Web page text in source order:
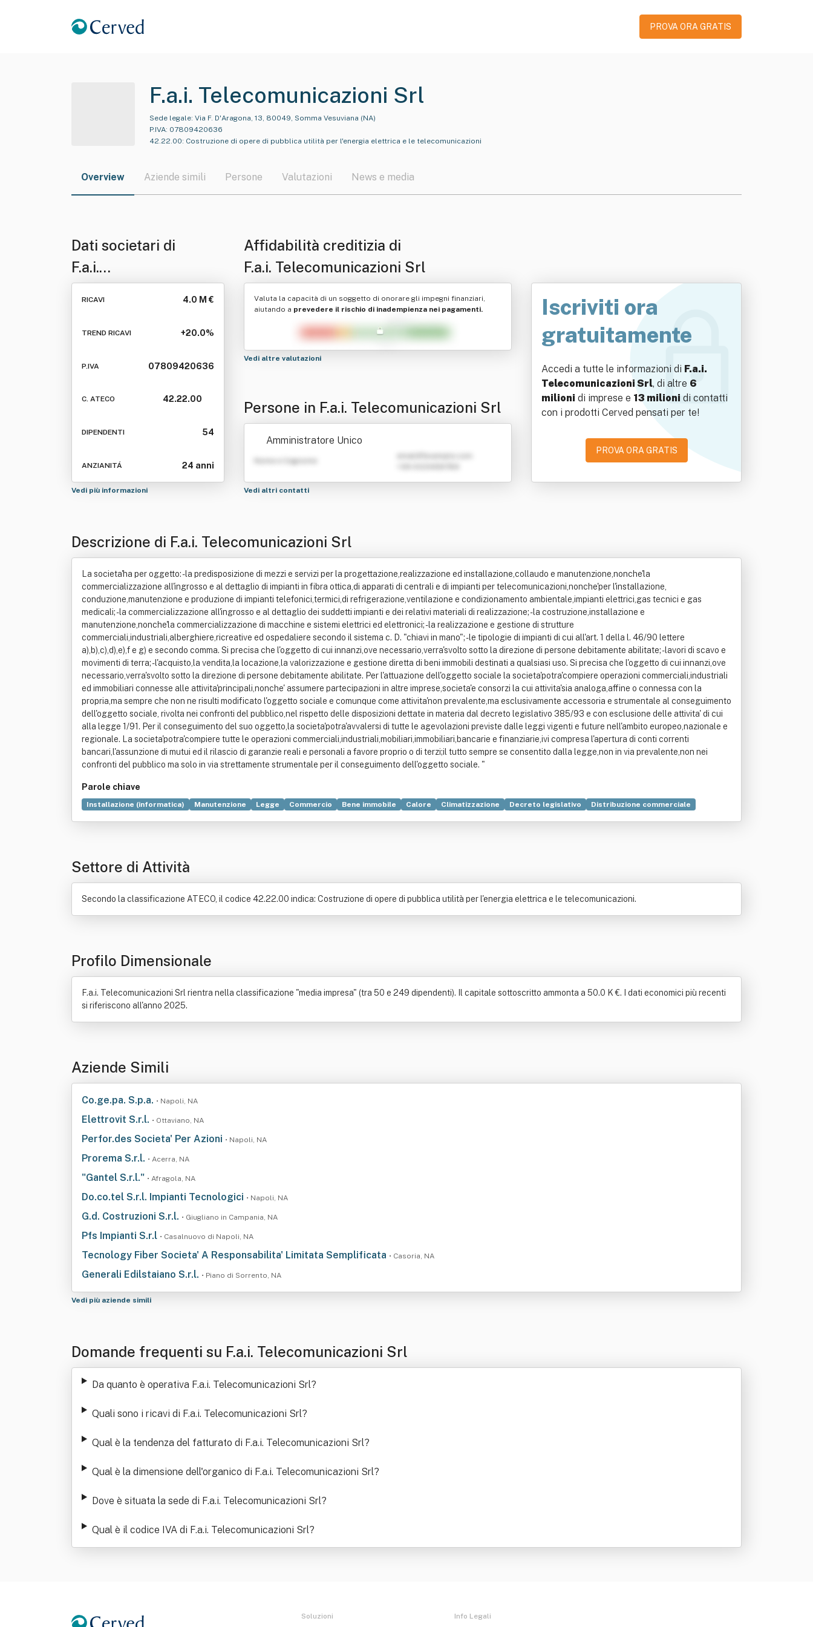
PROVA ORA GRATIS
F.a.i. Telecomunicazioni Srl
Sede legale: Via F. D'Aragona, 13, 80049, Somma Vesuviana (NA)
P.IVA: 07809420636
42.22.00: Costruzione di opere di pubblica utilità per l'energia elettrica e le telecomunicazioni
Overview Aziende simili Persone Valutazioni News e media
Dati societari di
F.a.i.
Telecomunicazioni Srl
RICAVI 4.0 M €
TREND RICAVI +20.0%
P.IVA 07809420636
C. ATECO 42.22.00
DIPENDENTI 54
ANZIANITÁ 24 anni
Vedi più informazioni
Affidabilità creditizia di
F.a.i. Telecomunicazioni Srl
Valuta la capacità di un soggetto di onorare gli impegni finanziari,
aiutando a prevedere il rischio di inadempienza nei pagamenti.
Vedi altre valutazioni
Persone in F.a.i. Telecomunicazioni Srl
Amministratore Unico
Nome e Cognome
Vedi altri contatti
Iscriviti ora
gratuitamente
Accedi a tutte le informazioni di F.a.i.
Telecomunicazioni Srl, di altre 6
milioni di imprese e 13 milioni di contatti
con i prodotti Cerved pensati per te!
PROVA ORA GRATIS
Descrizione di F.a.i. Telecomunicazioni Srl
La societa'ha per oggetto: -la predisposizione di mezzi e servizi per la progettazione,realizzazione ed installazione,collaudo e manutenzione,nonche'la
commercializzazione all'ingrosso e al dettaglio di impianti in fibra ottica,di apparati di centrali e di impianti per telecomunicazioni,nonche'per l'installazione,
conduzione,manutenzione e produzione di impianti telefonici,termici,di refrigerazione,ventilazione e condizionamento ambientale,impianti elettrici,gas tecnici e gas
medicali; -la commercializzazione all'ingrosso e al dettaglio dei suddetti impianti e dei relativi materiali di realizzazione; -la costruzione,installazione e
manutenzione,nonche'la commercializzazione di macchine e sistemi elettrici ed elettronici; -la realizzazione e gestione di strutture
commerciali,industriali,alberghiere,ricreative ed ospedaliere secondo il sistema c. D. "chiavi in mano"; -le tipologie di impianti di cui all'art. 1 della l. 46/90 lettere
a),b),c),d),e),f e g) e secondo comma. Si precisa che l'oggetto di cui innanzi,ove necessario,verra'svolto sotto la direzione di persone debitamente abilitate; -lavori di scavo e
movimenti di terra; -l'acquisto,la vendita,la locazione,la valorizzazione e gestione diretta di beni immobili destinati a qualsiasi uso. Si precisa che l'oggetto di cui innanzi,ove
necessario,verra'svolto sotto la direzione di persone debitamente abilitate. Per l'attuazione dell'oggetto sociale la societa'potra'compiere operazioni commerciali,industriali
ed immobiliari connesse alle attivita'principali,nonche' assumere partecipazioni in altre imprese,societa'e consorzi la cui attivita'sia analoga,affine o connessa con la
propria,ma sempre che non ne risulti modificato l'oggetto sociale e comunque come attivita'non prevalente,ma esclusivamente accessoria e strumentale al conseguimento
dell'oggetto sociale, rivolta nei confronti del pubblico,nel rispetto delle disposizioni dettate in materia dal decreto legislativo 385/93 e con esclusione delle attivita' di cui
alla legge 1/91. Per il conseguimento del suo oggetto,la societa'potra'avvalersi di tutte le agevolazioni previste dalle leggi vigenti e future nell'ambito europeo,nazionale e
regionale. La societa'potra'compiere tutte le operazioni commerciali,industriali,mobiliari,immobiliari,bancarie e finanziarie,ivi compresa l'apertura di conti correnti
bancari,l'assunzione di mutui ed il rilascio di garanzie reali e personali a favore proprio o di terzi;il tutto sempre se consentito dalla legge,non in via prevalente,non nei
confronti del pubblico ma solo in via strettamente strumentale per il conseguimento dell'oggetto sociale. "
Parole chiave
Installazione (informatica) Manutenzione Legge Commercio Bene immobile Calore Climatizzazione Decreto legislativo
Distribuzione commerciale
Settore di Attività
Secondo la classificazione ATECO, il codice 42.22.00 indica: Costruzione di opere di pubblica utilità per l'energia elettrica e le telecomunicazioni.
Profilo Dimensionale
F.a.i. Telecomunicazioni Srl rientra nella classificazione "media impresa" (tra 50 e 249 dipendenti). Il capitale sottoscritto ammonta a 50.0 K €. I dati economici più recenti
si riferiscono all'anno 2025.
Aziende Simili
Co.ge.pa. S.p.a. • Napoli, NA
Elettrovit S.r.l. • Ottaviano, NA
Perfor.des Societa' Per Azioni • Napoli, NA
Prorema S.r.l. • Acerra, NA
"Gantel S.r.l." • Afragola, NA
Do.co.tel S.r.l. Impianti Tecnologici • Napoli, NA
G.d. Costruzioni S.r.l. • Giugliano in Campania, NA
Pfs Impianti S.r.l • Casalnuovo di Napoli, NA
Tecnology Fiber Societa' A Responsabilita' Limitata Semplificata • Casoria, NA
Generali Edilstaiano S.r.l. • Piano di Sorrento, NA
Vedi più aziende simili
Domande frequenti su F.a.i. Telecomunicazioni Srl
Da quanto è operativa F.a.i. Telecomunicazioni Srl?
Quali sono i ricavi di F.a.i. Telecomunicazioni Srl?
Qual è la tendenza del fatturato di F.a.i. Telecomunicazioni Srl?
Qual è la dimensione dell'organico di F.a.i. Telecomunicazioni Srl?
Dove è situata la sede di F.a.i. Telecomunicazioni Srl?
Qual è il codice IVA di F.a.i. Telecomunicazioni Srl?
Soluzioni Info Legali